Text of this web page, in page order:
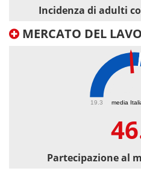
Incidenza di adulti
MERCATO DEL
media
19.3
Partecipazione al